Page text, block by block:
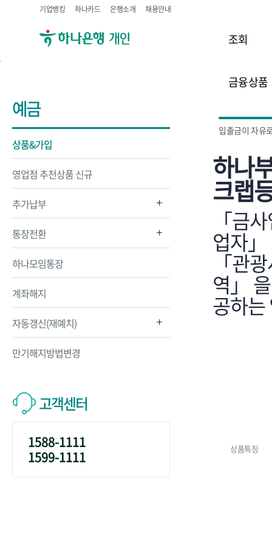
기업뱅킹 하나카드 은행소개 채용안내
조회
금융상품
예금
상품&가입
영업점 추천상품 신규
추가납부
통장전환
하나모임통장
계좌해지
자동갱신(재예치)
만기해지방법변경
고객센터
1588-1111
1599-1111
입출금이 자유
하나
크랩
「금
업자
「관
역」
공하는
상품특징